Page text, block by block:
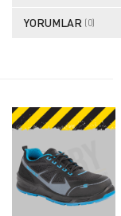
YORUMLAR (0)